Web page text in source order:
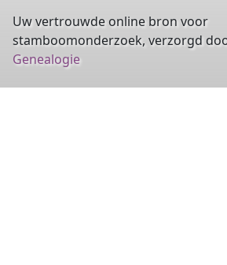
Uw vertrouwde online bron voor
stamboomonderzoek, verzorgd
Genealogie